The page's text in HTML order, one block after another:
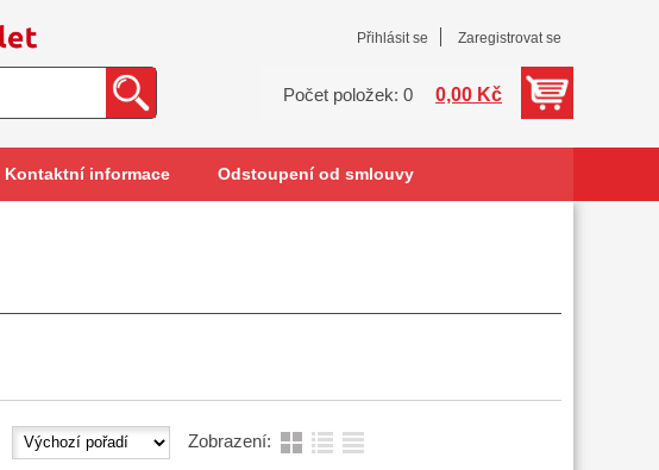
Přihlásit se Zaregistrovat se
Počet položek: 0 0,00 Kč
Kontaktní informace Odstoupení od smlouvy
Zobrazení: